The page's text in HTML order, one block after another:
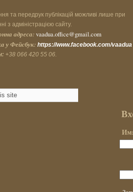
та передрук публікацій можливі лише при
з адміністрацією сайту.
адреса: vaadua.office@gmail.com
у Фейсбук: https://www.facebook.com/vaadua
+38 066 420 55 06.